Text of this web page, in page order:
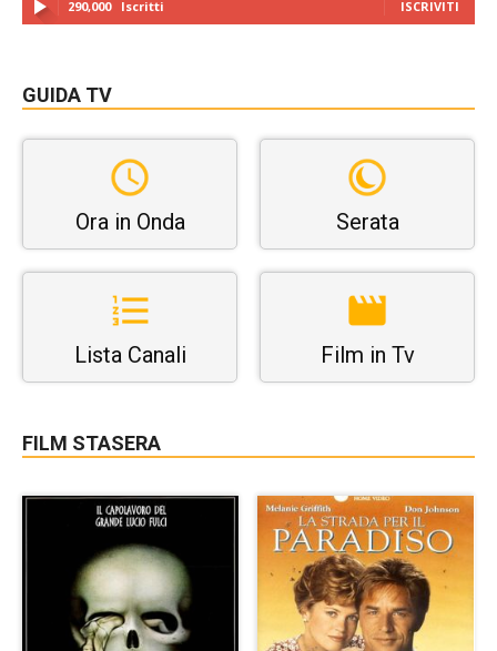
290,000 Iscritti ISCRIVITI
GUIDA TV
Ora in Onda Serata
Lista Canali Film in Tv
FILM STASERA